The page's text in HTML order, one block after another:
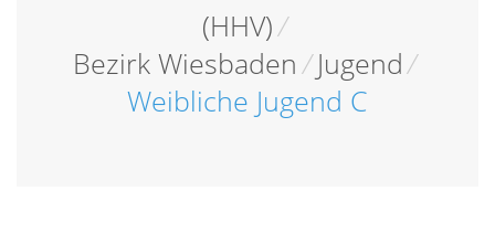
(HHV)/
Bezirk Wiesbaden/ Jugend/
Weibliche Jugend C